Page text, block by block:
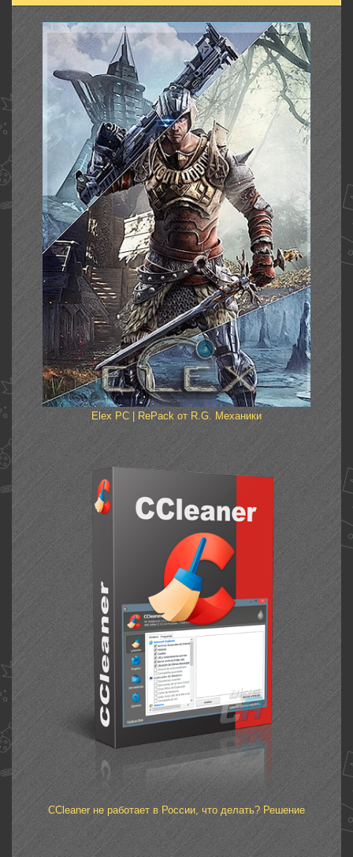
Elex PC | RePack от R.G. Механики
CCleaner не работает в России, что делать? Решение